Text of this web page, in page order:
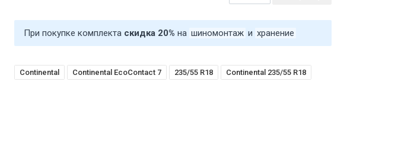
При покупке комплекта скидка 20% на шиномонтаж и хранение
Continental Continental EcoContact 7 235/55 R18 Continental 235/55 R18